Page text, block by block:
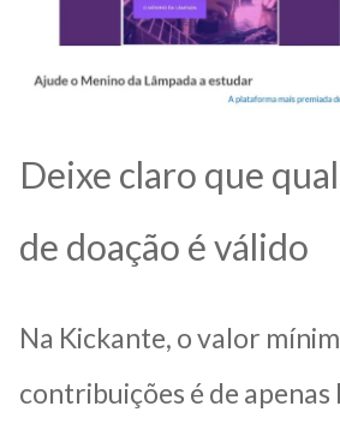
Deixe claro que
de doação é válido
Na Kickante, o valor
contribuições é de apenas